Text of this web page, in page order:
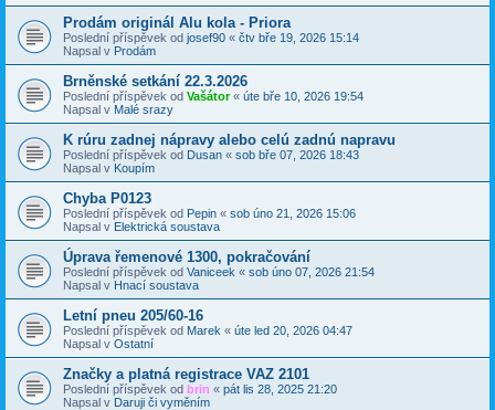
Prodám originál Alu kola - Priora
Poslední příspěvek od josef90 « čtv bře 19, 2026 15:14
Napsal v Prodám
Brněnské setkání 22.3.2026
Poslední příspěvek od Vašátor« úte bře 10, 2026 19:54
Napsal v Malé srazy
K rúru zadnej nápravy alebo celú zadnú napravu
Poslední příspěvek od Dusan « sob bře 07, 2026 18:43
Napsal v Koupím
Chyba P0123
Poslední příspěvek od Pepin « sob úno 21, 2026 15:06
Napsal v Elektrická soustava
Úprava řemenové 1300, pokračování
Poslední příspěvek od Vaniceek « sob úno 07, 2026 21:54
Napsal v Hnací soustava
Letní pneu 205/60-16
Poslední příspěvek od Marek « úte led 20, 2026 04:47
Napsal v Ostatní
Značky a platná registrace VAZ 2101
Poslední příspěvek od brin « pát lis 28, 2025 21:20
Napsal v Daruji či vyměním